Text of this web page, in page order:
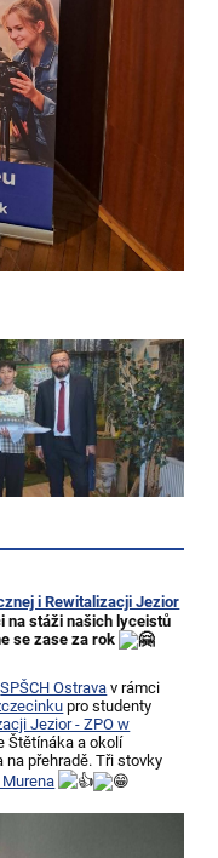
i Rewitalizacji Jezior
na stáži našich lyceistů
se zase za rok
SPŠCH Ostrava v rámci
pro studenty
Jezior - ZPO w
Štětínáka a okolí
přehradě. Tři stovky